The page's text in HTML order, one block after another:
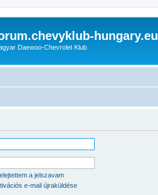
hungary.eu
Daewoo-Chevrolet Klub
a jelszavam
e-mail újraküldése